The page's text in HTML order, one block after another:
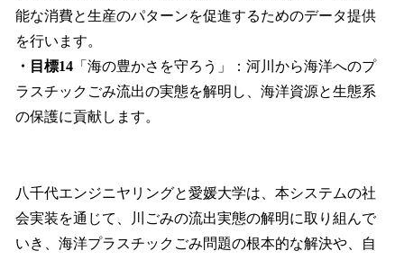
能な消費と生産のパターンを促進するためのデータ提供
を行います。
・目標14 「海の豊かさを守ろう」：河川から海洋へのプ
ラスチックごみ流出の実態を解明し、海洋資源と生態系
の保護に貢献します。
八千代エンジニヤリングと愛媛大学は、本システムの社
会実装を通じて、川ごみの流出実態の解明に取り組んで
いき、海洋プラスチックごみ問題の根本的な解決や、自